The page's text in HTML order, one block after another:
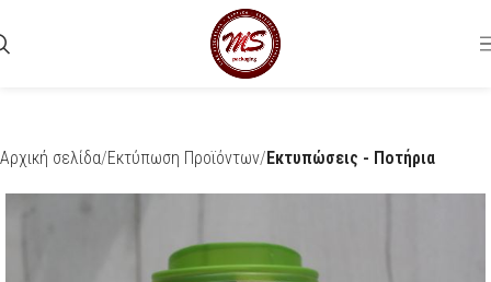
Αρχική σελίδα Εκτύπωση Προϊόντων Εκτυπώσεις - Ποτήρια